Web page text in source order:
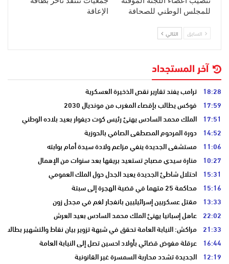
للمجلس الوطني للصحافة
الإعاقة
السابق التالي
آخر المستجداد
18:28 ترامب يفند تقارير نقص الذخيرة العسكرية
17:59 فوكس يطالب بإقصاء المغرب من مونديال 2030
17:51 الملك محمد السادس يهنئ رئيس كوت ديفوار بعيد بلاده الوطني
14:52 دورة المرحوم المصطفى الصافي بالحوزية
11:06 مستشفى الجديدة ينفي مزاعم ولادة سيدة أمام بوابته
10:27 منارة سيدي مصباح تستعيد بريقها بعد سنوات من الإهمال
15:31 احتلال شاطئ الجديدة يعيد الجدل حول الملك العمومي
15:16 محاكمة 25 متهما في قضية الهجرة إلى سبتة
13:33 مقتل عسكريين إسرائيليين بانفجار لغم في مجدل زون
22:02 عاهل إسبانيا يهنئ الملك محمد السادس بعيد العرش
21:33 مراكش: النيابة العامة تحقق في شبهة تزوير بيان نقاط والتشهير بطالب
16:44 عرقلة مفوض قضائي بأولاد احسين تصل إلى النيابة العامة
12:19 الجديدة تشدد محاربة السمسرة غير القانونية